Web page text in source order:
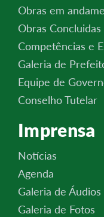
Obras em
Obras Concluidas
Competências e
Galeria de
Equipe de
Conselho Tutelar
Imprensa
Notícias
Agenda
Galeria de Áudios
Galeria de Fotos